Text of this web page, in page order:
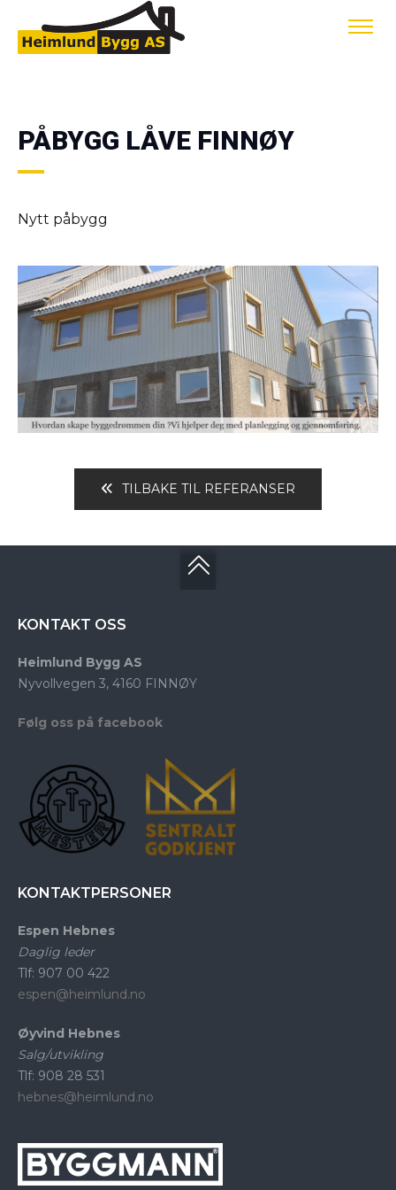
PÅBYGG LÅVE FINNØY
Nytt påbygg
TILBAKE TIL REFERANSER
KONTAKT OSS
Heimlund Bygg AS
Nyvollvegen 3, 4160 FINNØY
Følg oss på facebook
KONTAKTPERSONER
Espen Hebnes
Daglig leder
Tlf: 907 00 422
espen@heimlund.no
Øyvind Hebnes
Salg/utvikling
Tlf: 908 28 531
hebnes@heimlund.no